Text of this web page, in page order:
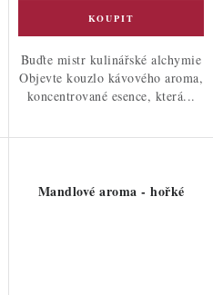
Buďte mistr kulinářské alchymie
Objevte kouzlo kávového aroma,
koncentrované esence, která...
Mandlové aroma - hořké